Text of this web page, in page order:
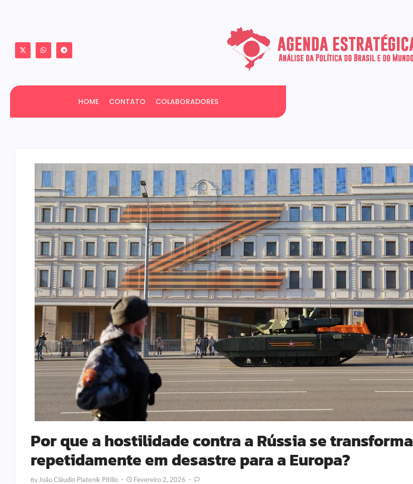
HOME CONTATO COLABORADORES
Por que a hostilidade contra a Rússia se transforma
repetidamente em desastre para a Europa?
By João Cláudio Platenik Pitillo Fevereiro 2, 2026